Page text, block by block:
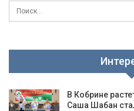
В Кобрине
Саша Шабан